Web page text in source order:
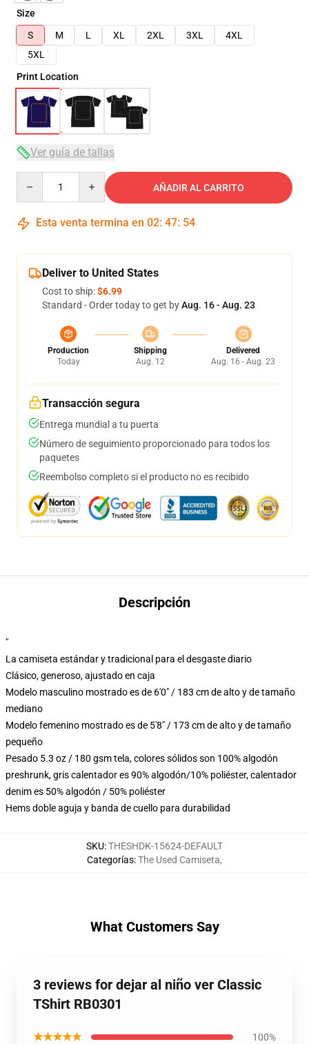
Size
S
M L XL 2XL 3XL
4XL
5XL
Print Location
Ver guía de tallas
AÑADIR AL CARRITO
Esta venta termina en 02: 47: 54
Deliver to United States
Cost to ship:$6.99
Standard - Order today to get byAug. 16 - Aug. 23
Production
Today
Shipping
Aug. 12
Delivered
Aug. 16 - Aug. 23
Transacción segura
Entrega mundial a tu puerta
Número de seguimiento proporcionado para todos los
paquetes
Reembolso completo si el producto no es recibido
Descripción
"
La camiseta estándar y tradicional para el desgaste diario
Clásico, generoso, ajustado en caja
Modelo masculino mostrado es de 6'0" / 183 cm de alto y de tamaño
mediano
Modelo femenino mostrado es de 5'8" / 173 cm de alto y de tamaño
pequeño
Pesado 5.3 oz / 180 gsm tela, colores sólidos son 100% algodón
preshrunk, gris calentador es 90% algodón/10% poliéster, calentador
denim es 50% algodón / 50% poliéster
Hems doble aguja y banda de cuello para durabilidad
SKU:THESHDK-15624-DEFAULT
Categorías:The Used Camiseta,
What Customers Say
3 reviews for dejar al niño ver Classic
TShirt RB0301
★★★★★ 100%